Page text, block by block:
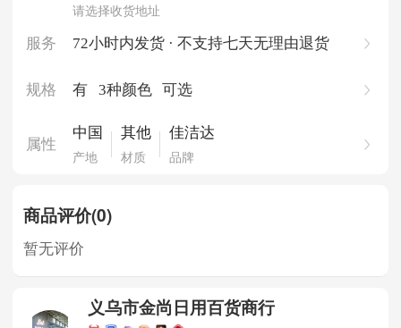
请选择收货地址
服务 72小时内发货 · 不支持七天无理由退货
规格 有 3种颜色 可选
属性
中国
产地
其他
材质
佳洁达
品牌
商品评价(0)
暂无评价
义乌市金尚日用百货商行